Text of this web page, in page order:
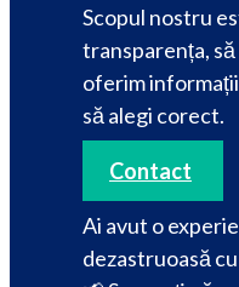
Scopul nostru
transparența,
oferim
să alegi corect.
Contact
Ai avut o
dezastruoasă